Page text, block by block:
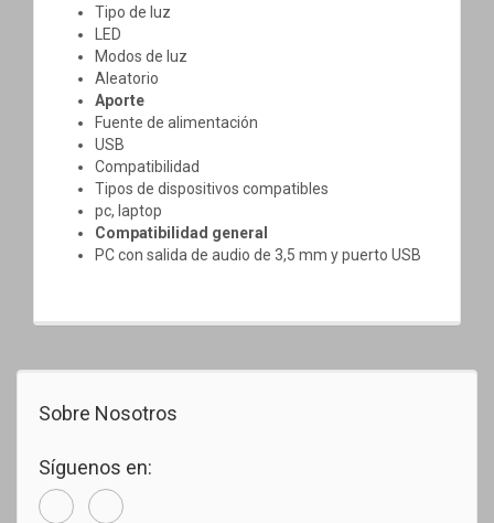
Tipo de luz
LED
Modos de luz
Aleatorio
Aporte
Fuente de alimentación
USB
Compatibilidad
Tipos de dispositivos compatibles
pc, laptop
Compatibilidad general
PC con salida de audio de 3,5 mm y puerto USB
Sobre Nosotros
Síguenos en: